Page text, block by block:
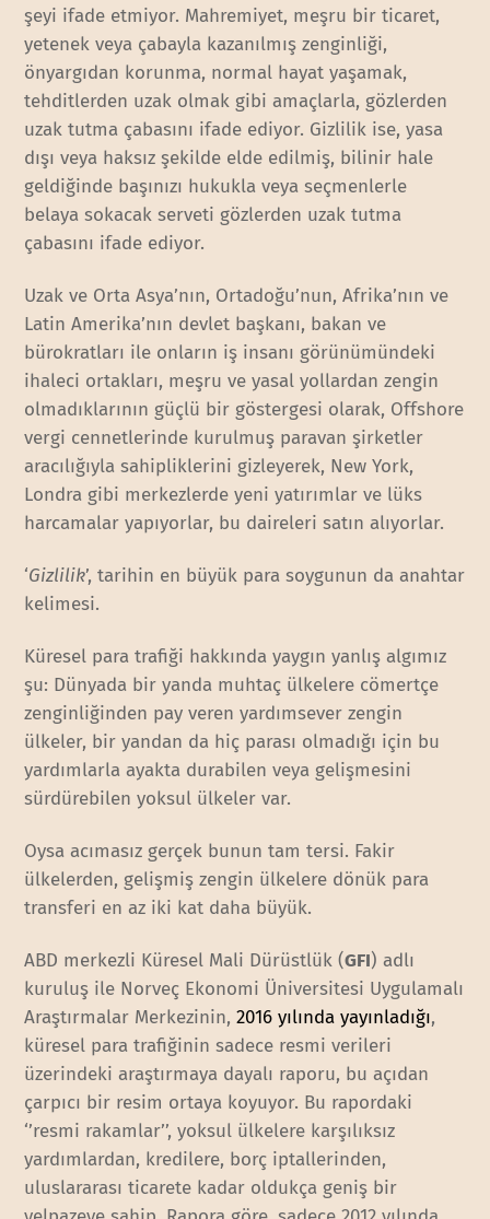
şeyi ifade etmiyor. Mahremiyet, meşru bir ticaret,
yetenek veya çabayla kazanılmış zenginliği,
önyargıdan korunma, normal hayat yaşamak,
tehditlerden uzak olmak gibi amaçlarla, gözlerden
uzak tutma çabasını ifade ediyor. Gizlilik ise, yasa
dışı veya haksız şekilde elde edilmiş, bilinir hale
geldiğinde başınızı hukukla veya seçmenlerle
belaya sokacak serveti gözlerden uzak tutma
çabasını ifade ediyor.
Uzak ve Orta Asya’nın, Ortadoğu’nun, Afrika’nın ve
Latin Amerika’nın devlet başkanı, bakan ve
bürokratları ile onların iş insanı görünümündeki
ihaleci ortakları, meşru ve yasal yollardan zengin
olmadıklarının güçlü bir göstergesi olarak, Offshore
vergi cennetlerinde kurulmuş paravan şirketler
aracılığıyla sahipliklerini gizleyerek, New York,
Londra gibi merkezlerde yeni yatırımlar ve lüks
harcamalar yapıyorlar, bu daireleri satın alıyorlar.
‘Gizlilik’, tarihin en büyük para soygunun da anahtar
kelimesi.
Küresel para trafiği hakkında yaygın yanlış algımız
şu: Dünyada bir yanda muhtaç ülkelere cömertçe
zenginliğinden pay veren yardımsever zengin
ülkeler, bir yandan da hiç parası olmadığı için bu
yardımlarla ayakta durabilen veya gelişmesini
sürdürebilen yoksul ülkeler var.
Oysa acımasız gerçek bunun tam tersi. Fakir
ülkelerden, gelişmiş zengin ülkelere dönük para
transferi en az iki kat daha büyük.
ABD merkezli Küresel Mali Dürüstlük (GFI) adlı
kuruluş ile Norveç Ekonomi Üniversitesi Uygulamalı
Araştırmalar Merkezinin,2016 yılında yayınladığı,
küresel para trafiğinin sadece resmi verileri
üzerindeki araştırmaya dayalı raporu, bu açıdan
çarpıcı bir resim ortaya koyuyor. Bu rapordaki
‘’resmi rakamlar’’, yoksul ülkelere karşılıksız
yardımlardan, kredilere, borç iptallerinden,
uluslararası ticarete kadar oldukça geniş bir